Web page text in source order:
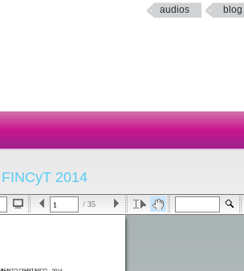
audios blog
2014
/ 35